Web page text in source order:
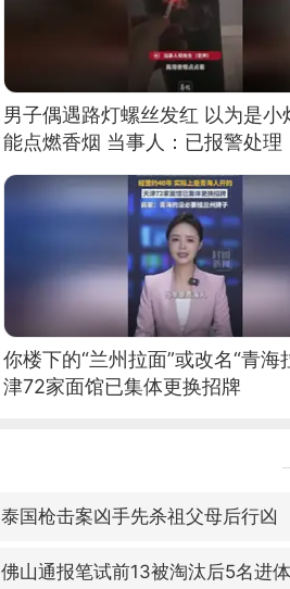
男子偶遇路灯螺丝发红 以为是小
能点燃香烟 当事人：已报警处理
你楼下的“兰州拉面”或改名“青海
津72家面馆已集体更换招牌
泰国枪击案凶手先杀祖父母后行凶
佛山通报笔试前13被淘汰后5名进